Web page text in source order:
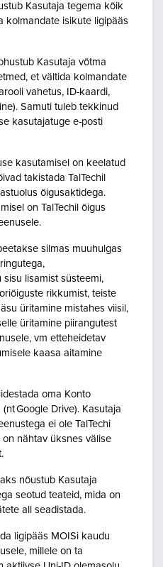
Kasutaja tegema kõik
kolmandate isikute ligipääs
Kasutaja võtma
et vältida kolmandate
vahetus, ID-kaardi,
Samuti tuleb tekkinud
kasutajatuge e-posti
kasutamisel on keelatud
takistada TalTechil
õigusaktidega.
on TalTechil õigus
silmas muuhulgas
lisamist süsteemi,
rikkumist, teiste
üritamine mistahes viisil,
üritamine piirangutest
vm etteheidetav
kaasa aitamine
oma Konto
Google Drive). Kasutaja
ei ole TalTechi
on nähtav üksnes välise
nõustub Kasutaja
seotud teateid, mida on
all seadistada.
ligipääs MOISi kaudu
millele on ta